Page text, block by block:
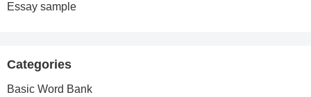
Essay sample
Categories
Basic Word Bank